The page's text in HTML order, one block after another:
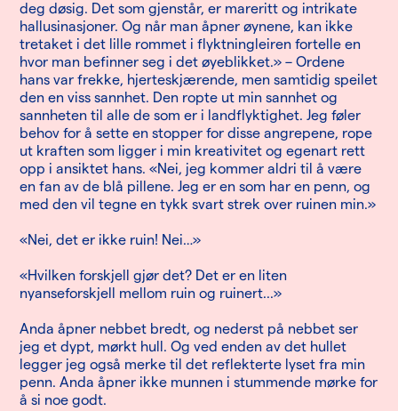
deg døsig. Det som gjenstår, er mareritt og intrikate
hallusinasjoner. Og når man åpner øynene, kan ikke
tretaket i det lille rommet i flyktningleiren fortelle en
hvor man befinner seg i det øyeblikket.» – Ordene
hans var frekke, hjerteskjærende, men samtidig speilet
den en viss sannhet. Den ropte ut min sannhet og
sannheten til alle de som er i landflyktighet. Jeg føler
behov for å sette en stopper for disse angrepene, rope
ut kraften som ligger i min kreativitet og egenart rett
opp i ansiktet hans. «Nei, jeg kommer aldri til å være
en fan av de blå pillene. Jeg er en som har en penn, og
med den vil tegne en tykk svart strek over ruinen min.»
«Nei, det er ikke ruin! Nei…»
«Hvilken forskjell gjør det? Det er en liten
nyanseforskjell mellom ruin og ruinert...»
Anda åpner nebbet bredt, og nederst på nebbet ser
jeg et dypt, mørkt hull. Og ved enden av det hullet
legger jeg også merke til det reflekterte lyset fra min
penn. Anda åpner ikke munnen i stummende mørke for
å si noe godt.